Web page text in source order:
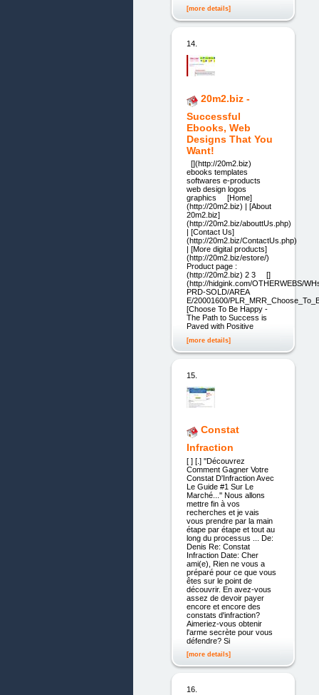
[more details]
14.
20m2.biz -
Successful
Ebooks, Web
Designs That You
Want!
[](http://20m2.biz)
ebooks templates
softwares e-products
web design logos
graphics [Home]
(http://20m2.biz) | [About
20m2.biz]
(http://20m2.biz/abouttUs.php)
| [Contact Us]
(http://20m2.biz/ContactUs.php)
| [More digital products]
(http://20m2.biz/estore/)
Product page :
(http://20m2.biz) 2 3 []
(http://hidgink.com/OTHERWEBS/
PRD-SOLD/AREA
E/20001600/
[Choose To Be Happy -
The Path to Success is
Paved with Positive
[more details]
15.
Constat
Infraction
[ ] [.] ''Découvrez
Comment Gagner Votre
Constat D'Infraction Avec
Le Guide #1 Sur Le
Marché...'' Nous allons
mettre fin à vos
recherches et je vais
vous prendre par la main
étape par étape et tout au
long du processus ... De:
Denis Re: Constat
Infraction Date: Cher
ami(e), Rien ne vous a
préparé pour ce que vous
êtes sur le point de
découvrir. En avez-vous
assez de devoir payer
encore et encore des
constats d'infraction?
Aimeriez-vous obtenir
l'arme secrète pour vous
défendre? Si
[more details]
16.